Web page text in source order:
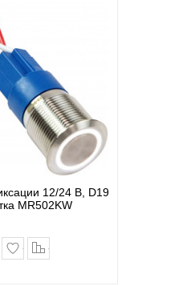
12/24 В, D19
MR502KW
в закладки